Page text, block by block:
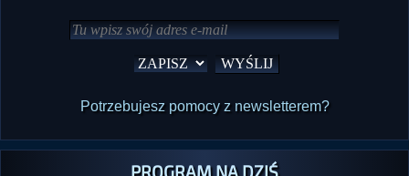
Potrzebujesz pomocy z newsletterem?
PROGRAM NA DZIŚ